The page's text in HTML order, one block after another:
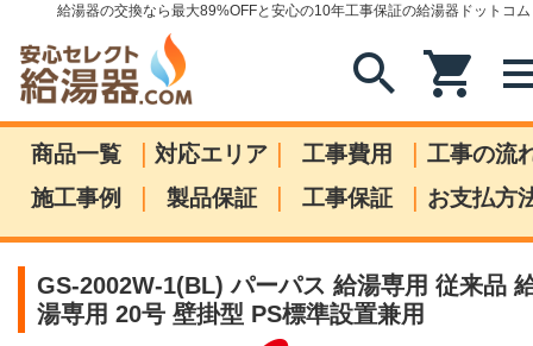
給湯器の交換なら最大89%OFFと安心の10年工事保証の給湯器ドットコム
search shopping_cart
商品一覧 | 対応エリア | 工事費用 | 工事の流
施工事例
| 製品保証 | 工事保証 | お支払方
GS-2002W-1(BL) パーパス 給湯専用 従来品
湯専用 20号 壁掛型 PS標準設置兼用